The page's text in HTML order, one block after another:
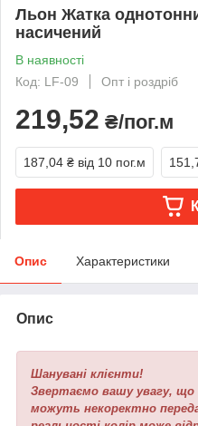
Льон Жатка
насичений
В наявності
Код: LF-09
Опт і роздріб
219,52 ₴/пог.м
187,04 ₴ від 10 пог.м
Опис Характеристики
Опис
Шанувані клієнти!
Звертаємо вашу увагу,
можуть некоректно